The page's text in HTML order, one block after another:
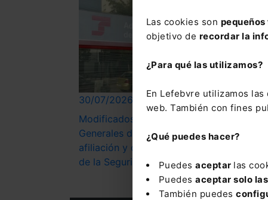
Las cookies son
objetivo de recordar la
¿Para qué las utilizamos?
En Lefebvre utilizamos las
web. También con fines
¿Qué puedes hacer?
Puedes aceptar las
Puedes aceptar solo
También puedes
30/07/2026
Modificados los Reglamentos
Generales de inscripción y
afiliación y de Recaudación
de la Seguridad Social
30/